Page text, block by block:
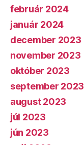
február 2024
január 2024
december 2023
november 2023
október 2023
september 2023
august 2023
júl 2023
jún 2023